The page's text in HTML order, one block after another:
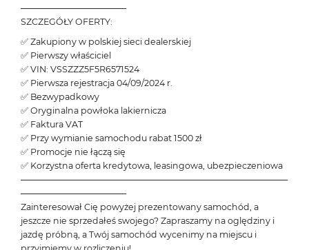
─────────────────
SZCZEGÓŁY OFERTY:
✅ Zakupiony w polskiej sieci dealerskiej
✅ Pierwszy właściciel
✅ VIN: VSSZZZ5F5R6571524
✅ Pierwsza rejestracja 04/09/2024 r.
✅ Bezwypadkowy
✅ Oryginalna powłoka lakiernicza
✅ Faktura VAT
✅ Przy wymianie samochodu rabat 1500 zł
✅ Promocje nie łączą się
✅ Korzystna oferta kredytowa, leasingowa, ubezpieczeniowa
───────────────────────────────────────────
─────────────────
Zainteresował Cię powyżej prezentowany samochód, a
jeszcze nie sprzedałeś swojego? Zapraszamy na oględziny i
jazdę próbną, a Twój samochód wycenimy na miejscu i